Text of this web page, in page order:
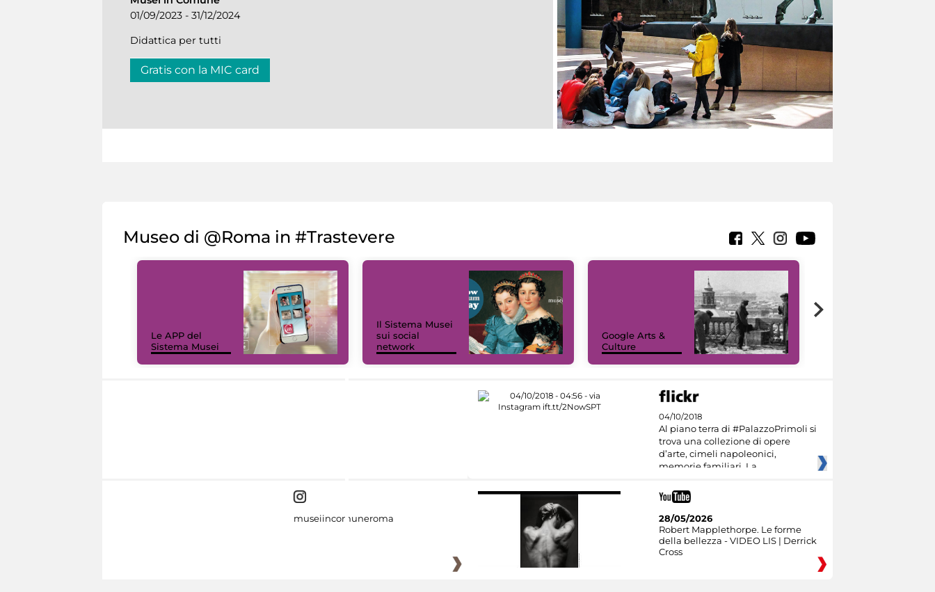
01/09/2023 - 31/12/2024
Didattica per tutti
Gratis con la MIC card
Museo di @Roma in #Trastevere
Le APP del
Sistema Musei
Il Sistema Musei
sui social
network
Google Arts &
Culture
04/10/2018
Al piano terra di #PalazzoPrimoli si
trova una collezione di opere
d’arte, cimeli napoleonici,
memorie familiari. La
museiincomuneroma
28/05/2026
Robert Mapplethorpe. Le forme
della bellezza - VIDEO LIS | Derrick
Cross